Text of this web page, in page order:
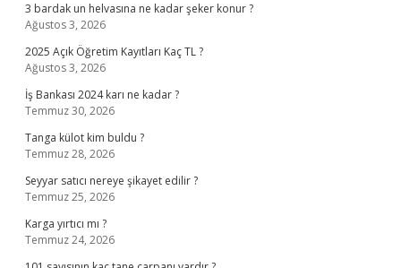
3 bardak un helvasına ne kadar şeker konur ?
Ağustos 3, 2026
2025 Açık Öğretim Kayıtları Kaç TL ?
Ağustos 3, 2026
İş Bankası 2024 karı ne kadar ?
Temmuz 30, 2026
Tanga külot kim buldu ?
Temmuz 28, 2026
Seyyar satıcı nereye şikayet edilir ?
Temmuz 25, 2026
Karga yırtıcı mı ?
Temmuz 24, 2026